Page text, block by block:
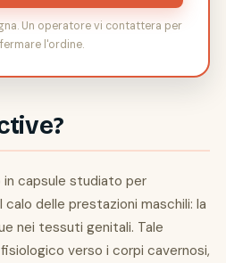
Un operatore vi contattera per
l'ordine.
capsule studiato per
delle prestazioni maschili: la
nei tessuti genitali. Tale
verso i corpi cavernosi,